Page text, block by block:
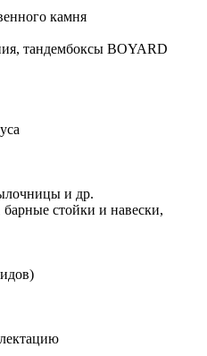
камня
тандембоксы BOYARD
и др.
стойки и навески,